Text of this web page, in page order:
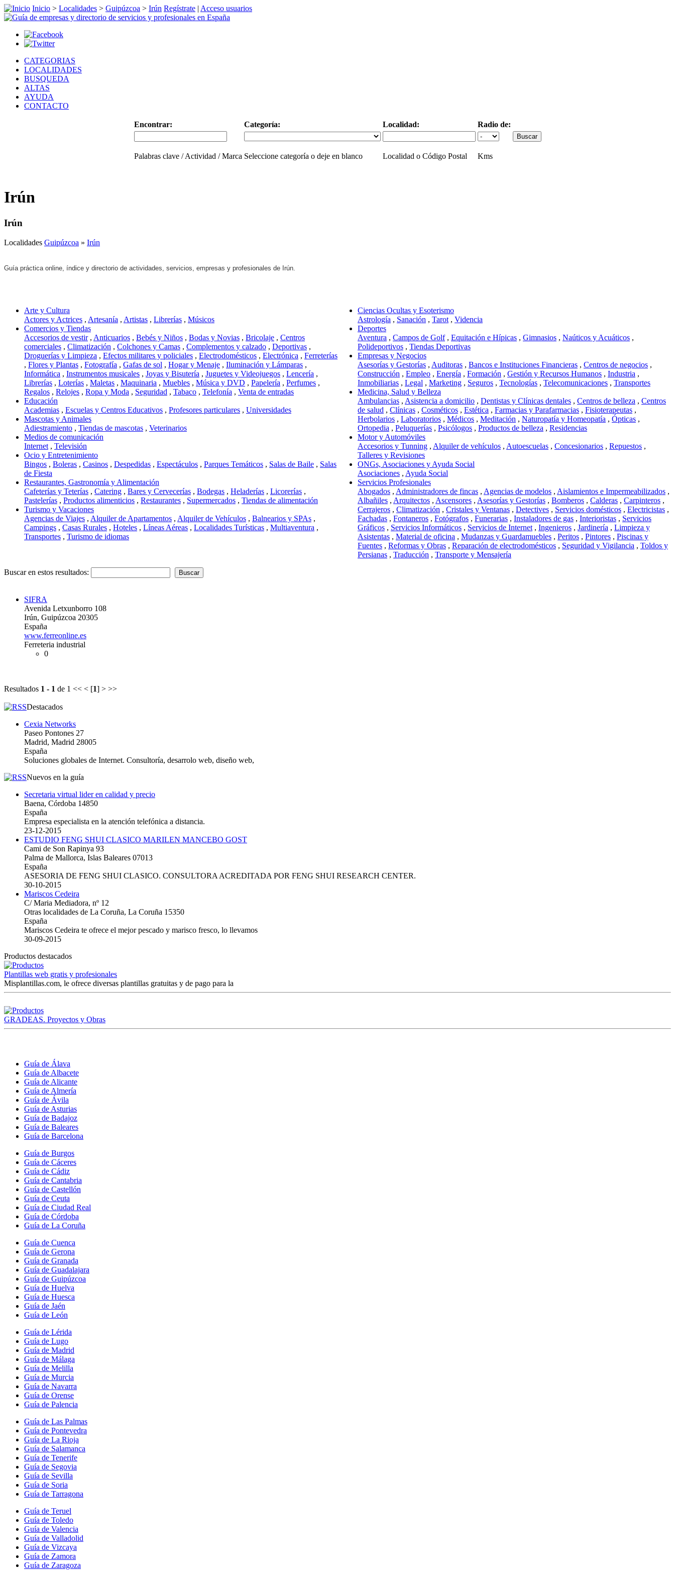
Inicio > Localidades > Guipúzcoa > Irún Regístrate | Acceso usuarios
CATEGORIAS
LOCALIDADES
BUSQUEDA
ALTAS
AYUDA
CONTACTO
Encontrar: Categoría: Localidad: Radio de:
Palabras clave / Actividad / Marca Seleccione categoría o deje en blanco Localidad o Código Postal Kms
Irún
Irún
Localidades Guipúzcoa » Irún
Guía práctica online, índice y directorio de actividades, servicios, empresas y profesionales de Irún.
Arte y Cultura
Actores y Actrices , Artesanía , Artistas , Librerías , Músicos
Comercios y Tiendas
Accesorios de vestir, Anticuarios , Bebés y Niños , Bodas y Novias , Bricolaje , Centros
comerciales , Climatización , Colchones y Camas , Complementos y calzado , Deportivas ,
Droguerías y Limpieza , Efectos militares y policiales , Electrodomésticos , Electrónica , Ferreterías
, Flores y Plantas , Fotografía , Gafas de sol , Hogar y Menaje , Iluminación y Lámparas ,
Informática , Instrumentos musicales , Joyas y Bisutería , Juguetes y Videojuegos , Lencería ,
Librerías , Loterías , Maletas , Maquinaria , Muebles , Música y DVD , Papelería , Perfumes ,
Regalos , Relojes , Ropa y Moda , Seguridad , Tabaco , Telefonía , Venta de entradas
Educación
Academias , Escuelas y Centros Educativos , Profesores particulares , Universidades
Mascotas y Animales
Adiestramiento , Tiendas de mascotas , Veterinarios
Medios de comunicación
Internet , Televisión
Ocio y Entretenimiento
Bingos , Boleras , Casinos , Despedidas , Espectáculos , Parques Temáticos , Salas de Baile , Salas
de Fiesta
Restaurantes, Gastronomía y Alimentación
Cafeterías y Teterías , Catering , Bares y Cervecerías , Bodegas , Heladerías , Licorerías ,
Pastelerías , Productos alimenticios , Restaurantes , Supermercados , Tiendas de alimentación
Turismo y Vacaciones
Agencias de Viajes , Alquiler de Apartamentos , Alquiler de Vehículos , Balnearios y SPAs ,
Campings , Casas Rurales , Hoteles , Líneas Aéreas , Localidades Turísticas , Multiaventura ,
Transportes , Turismo de idiomas
Ciencias Ocultas y Esoterismo
Astrología , Sanación , Tarot , Videncia
Deportes
Aventura , Campos de Golf, Equitación e Hípicas , Gimnasios , Naúticos y Acuáticos ,
Polideportivos , Tiendas Deportivas
Empresas y Negocios
Asesorías y Gestorías , Auditoras , Bancos e Instituciones Financieras , Centros de negocios ,
Construcción , Empleo , Energía , Formación , Gestión y Recursos Humanos , Industria ,
Inmobiliarias , Legal , Marketing , Seguros , Tecnologías , Telecomunicaciones , Transportes
Medicina, Salud y Belleza
Ambulancias , Asistencia a domicilio , Dentistas y Clínicas dentales , Centros de belleza , Centros
de salud , Clínicas , Cosméticos , Estética , Farmacias y Parafarmacias , Fisioterapeutas ,
Herbolarios , Laboratorios , Médicos , Meditación , Naturopatía y Homeopatía , Ópticas ,
Ortopedia , Peluquerías , Psicólogos , Productos de belleza , Residencias
Motor y Automóviles
Accesorios y Tunning , Alquiler de vehículos , Autoescuelas , Concesionarios , Repuestos ,
Talleres y Revisiones
ONGs, Asociaciones y Ayuda Social
Asociaciones , Ayuda Social
Servicios Profesionales
Abogados , Administradores de fincas , Agencias de modelos , Aislamientos e Impermeabilizados ,
Albañiles , Arquitectos , Ascensores , Asesorías y Gestorías , Bomberos , Calderas , Carpinteros ,
Cerrajeros , Climatización , Cristales y Ventanas , Detectives , Servicios domésticos , Electricistas ,
Fachadas , Fontaneros , Fotógrafos , Funerarias , Instaladores de gas , Interioristas , Servicios
Gráficos , Servicios Informáticos , Servicios de Internet , Ingenieros , Jardinería , Limpieza y
Asistentas , Material de oficina , Mudanzas y Guardamuebles , Peritos , Pintores , Piscinas y
Fuentes , Reformas y Obras , Reparación de electrodomésticos , Seguridad y Vigilancia , Toldos y
Persianas , Traducción , Transporte y Mensajería
Buscar en estos resultados:
SIFRA
Avenida Letxunborro 108
Irún, Guipúzcoa 20305
España
www.ferreonline.es
Ferreteria industrial
0
Resultados 1 - 1 de 1 << < [1] > >>
Destacados
Cexia Networks
Paseo Pontones 27
Madrid, Madrid 28005
España
Soluciones globales de Internet. Consultoría, desarrolo web, diseño web,
Nuevos en la guía
Secretaria virtual lider en calidad y precio
Baena, Córdoba 14850
España
Empresa especialista en la atención telefónica a distancia.
23-12-2015
ESTUDIO FENG SHUI CLASICO MARILEN MANCEBO GOST
Cami de Son Rapinya 93
Palma de Mallorca, Islas Baleares 07013
España
ASESORIA DE FENG SHUI CLASICO. CONSULTORA ACREDITADA POR FENG SHUI RESEARCH CENTER.
30-10-2015
Mariscos Cedeira
C/ Maria Mediadora, nº 12
Otras localidades de La Coruña, La Coruña 15350
España
Mariscos Cedeira te ofrece el mejor pescado y marisco fresco, lo llevamos
30-09-2015
Productos destacados
Plantillas web gratis y profesionales
Misplantillas.com, le ofrece diversas plantillas gratuitas y de pago para la
GRADEAS. Proyectos y Obras
Guía de Álava
Guía de Albacete
Guía de Alicante
Guía de Almería
Guía de Ávila
Guía de Asturias
Guía de Badajoz
Guía de Baleares
Guía de Barcelona
Guía de Burgos
Guía de Cáceres
Guía de Cádiz
Guía de Cantabria
Guía de Castellón
Guía de Ceuta
Guía de Ciudad Real
Guía de Córdoba
Guía de La Coruña
Guía de Cuenca
Guía de Gerona
Guía de Granada
Guía de Guadalajara
Guía de Guipúzcoa
Guía de Huelva
Guía de Huesca
Guía de Jaén
Guía de León
Guía de Lérida
Guía de Lugo
Guía de Madrid
Guía de Málaga
Guía de Melilla
Guía de Murcia
Guía de Navarra
Guía de Orense
Guía de Palencia
Guía de Las Palmas
Guía de Pontevedra
Guía de La Rioja
Guía de Salamanca
Guía de Tenerife
Guía de Segovia
Guía de Sevilla
Guía de Soria
Guía de Tarragona
Guía de Teruel
Guía de Toledo
Guía de Valencia
Guía de Valladolid
Guía de Vizcaya
Guía de Zamora
Guía de Zaragoza